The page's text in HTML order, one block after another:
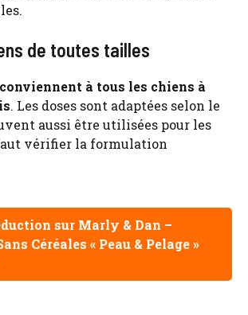
de toutes tailles
conviennent à tous les chiens à
. Les doses sont adaptées selon le
aussi être utilisées pour les
vérifier la formulation
sur Marly & Dan –
Céréales « Peau & Pelage »